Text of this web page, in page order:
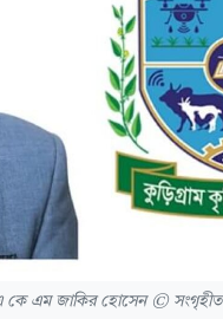
এ কে এম জাকির হোসেন © সংগৃহীত